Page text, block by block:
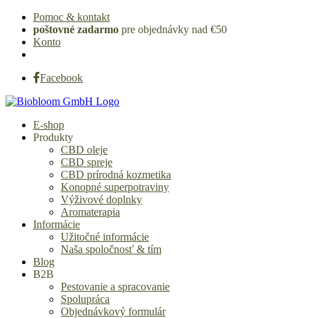
Pomoc & kontakt
poštovné zadarmo pre objednávky nad €50
Konto
Facebook
E-shop
Produkty
CBD oleje
CBD spreje
CBD prírodná kozmetika
Konopné superpotraviny
Výživové doplnky
Aromaterapia
Informácie
Užitočné informácie
Naša spoločnosť & tím
Blog
B2B
Pestovanie a spracovanie
Spolupráca
Objednávkový formulár